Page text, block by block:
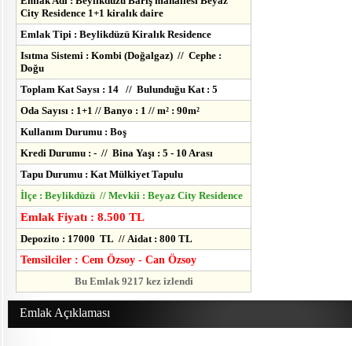
City Residence 1+1 kiralık daire
Emlak Tipi : Beylikdüzü Kiralık Residence
Isıtma Sistemi : Kombi (Doğalgaz) // Cephe :
Doğu
Toplam Kat Saysı : 14 // Bulunduğu Kat : 5
Oda Sayısı : 1+1 // Banyo : 1 // m² : 90m²
Kullanım Durumu : Boş
Kredi Durumu : - // Bina Yaşı : 5 - 10 Arası
Tapu Durumu : Kat Mülkiyet Tapulu
İlçe : Beylikdüzü // Mevkii : Beyaz City Residence
Emlak Fiyatı : 8.500 TL
Depozito : 17000 TL // Aidat : 800 TL
Temsilciler : Cem Özsoy - Can Özsoy
Bu Emlak 9217 kez izlendi
Emlak Açıklaması